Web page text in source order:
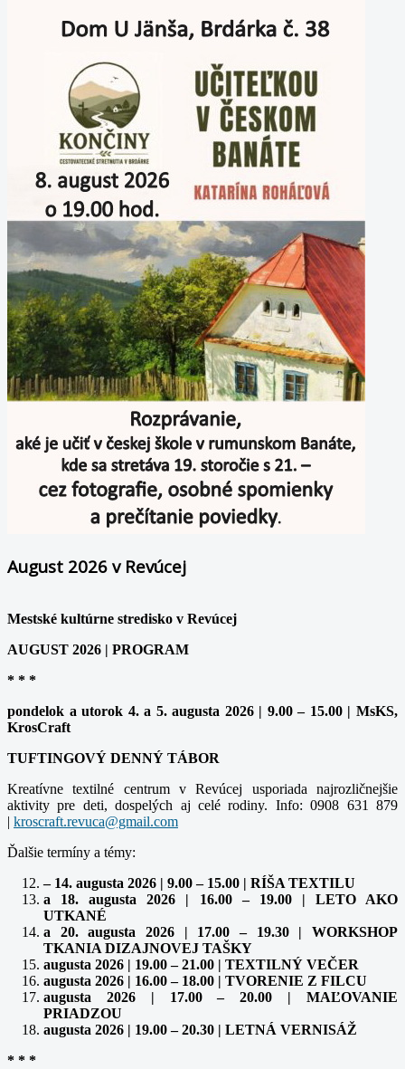
August 2026 v Revúcej
Mestské kultúrne stredisko v Revúcej
AUGUST 2026 | PROGRAM
* * *
pondelok a utorok 4. a 5. augusta 2026 | 9.00 – 15.00 | MsKS,
KrosCraft
TUFTINGOVÝ DENNÝ TÁBOR
Kreatívne textilné centrum v Revúcej usporiada najrozličnejšie
aktivity pre deti, dospelých aj celé rodiny. Info: 0908 631 879
|
Ďalšie termíny a témy:
– 14. augusta 2026 | 9.00 – 15.00 | RÍŠA TEXTILU
a 18. augusta 2026 | 16.00 – 19.00 | LETO AKO
UTKANÉ
a 20. augusta 2026 | 17.00 – 19.30 | WORKSHOP
TKANIA DIZAJNOVEJ TAŠKY
augusta 2026 | 19.00 – 21.00 | TEXTILNÝ VEČER
augusta 2026 | 16.00 – 18.00 | TVORENIE Z FILCU
augusta 2026 | 17.00 – 20.00 | MAĽOVANIE
PRIADZOU
augusta 2026 | 19.00 – 20.30 | LETNÁ VERNISÁŽ
* * *